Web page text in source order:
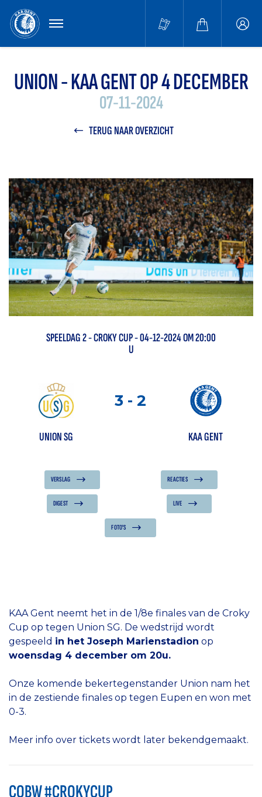
MENU
UNION - KAA GENT OP 4 DECEMBER
07-11-2024
TERUG NAAR OVERZICHT
SPEELDAG2-CROKY CUP- 04-12-2024 OM 20:00
U
3 - 2
UNION SG KAA GENT
VERSLAG REACTIES
DIGEST LIVE
FOTO'S
KAA Gent neemt het in de 1/8e finales van de Croky
Cup op tegen Union SG. De wedstrijd wordt
gespeeld in het Joseph Marienstadion op
woensdag 4 december om 20u.
Onze komende bekertegenstander Union nam het
in de zestiende finales op tegen Eupen en won met
0-3.
Meer info over tickets wordt later bekendgemaakt.
COBW #CROKYCUP